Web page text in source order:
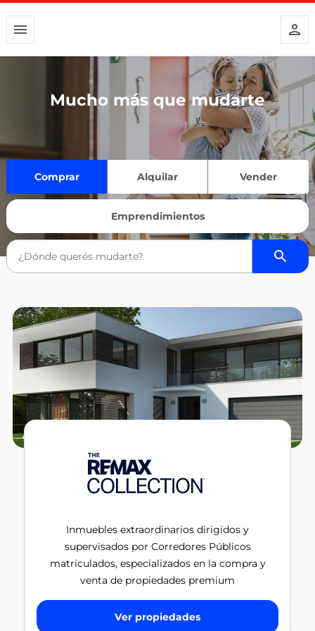
Mucho más que mudarte
Comprar Alquilar Vender
Emprendimientos
Inmuebles extraordinarios dirigidos y
supervisados por Corredores Públicos
matriculados, especializados en la compra y
venta de propiedades premium
Ver propiedades